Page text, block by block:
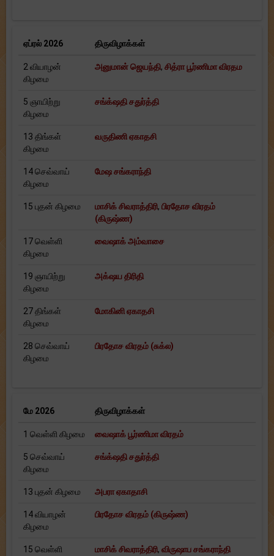
ஏப்ரல் 2026 திருவிழாக்கள்
2 வியாழன்
கிழமை
அனுமான் ஜெயந்தி, சித்ரா பூர்ணிமா விரதம
5 ஞாயிற்று
கிழமை
சங்க்‌ஷதி சதுர்த்தி
13 திங்கள்
கிழமை
வருதிணி ஏகாதசி
14 செவ்வாய்
கிழமை
மேஷ சங்கராந்தி
15 புதன் கிழமை மாசிக் சிவராத்திரி, பிரதோச விரதம்
(கிருஷ்ண)
17 வெள்ளி
கிழமை
வைஷாக் அம்வாசை
19 ஞாயிற்று
கிழமை
அக்‌ஷய திரிதி
27 திங்கள்
கிழமை
மோகினி ஏகாதசி
28 செவ்வாய்
கிழமை
பிரதோச விரதம் (சுக்ல)
மே 2026 திருவிழாக்கள்
1 வெள்ளி கிழமை வைஷாக் பூர்ணிமா விரதம்
5 செவ்வாய்
கிழமை
சங்க்‌ஷதி சதுர்த்தி
13 புதன் கிழமை அபரா ஏகாதாசி
14 வியாழன்
கிழமை
பிரதோச விரதம் (கிருஷ்ண)
15 வெள்ளி மாசிக் சிவராத்திரி, விருஷாப சங்கராந்தி